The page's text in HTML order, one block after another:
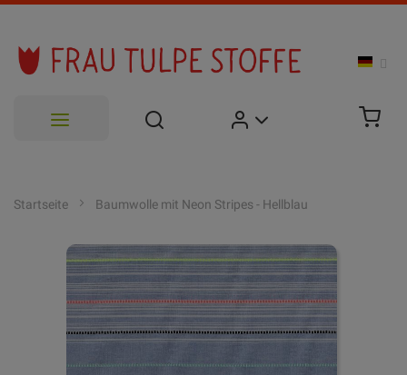
Startseite Baumwolle mit Neon Stripes - Hellblau
Bildgalerie
springen